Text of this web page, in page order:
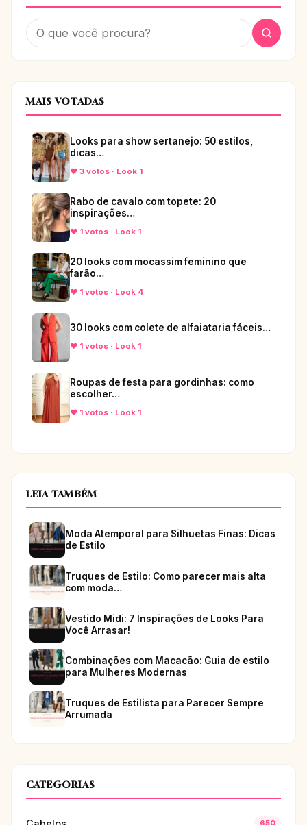
MAIS VOTADAS
Looks para show sertanejo: 50 estilos,
dicas…
♥ 3 votos · Look 1
Rabo de cavalo com topete: 20
inspirações…
♥ 1 votos · Look 1
20 looks com mocassim feminino que
farão…
♥ 1 votos · Look 4
30 looks com colete de alfaiataria fáceis…
♥ 1 votos · Look 1
Roupas de festa para gordinhas: como
escolher…
♥ 1 votos · Look 1
LEIA TAMBÉM
Moda Atemporal para Silhuetas Finas: Dicas
de Estilo
Truques de Estilo: Como parecer mais alta
com moda…
Vestido Midi: 7 Inspirações de Looks Para
Você Arrasar!
Combinações com Macacão: Guia de estilo
para Mulheres Modernas
Truques de Estilista para Parecer Sempre
Arrumada
CATEGORIAS
650